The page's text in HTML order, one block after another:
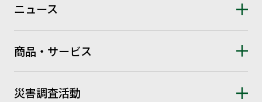
ニュース
商品・サービス
災害調査活動